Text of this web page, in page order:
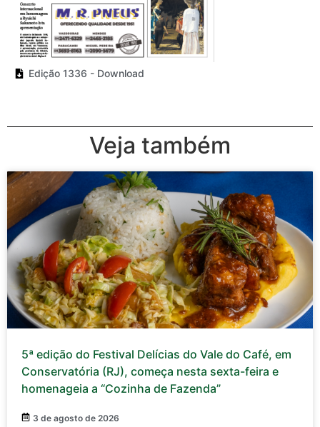
Edição 1336 - Download
Veja também
5ª edição do Festival Delícias do Vale do Café, em
Conservatória (RJ), começa nesta sexta-feira e
homenageia a “Cozinha de Fazenda”
3 de agosto de 2026